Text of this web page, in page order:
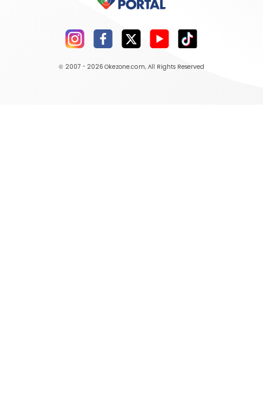
© 2007 - 2026 Okezone.com, All Rights Reserved